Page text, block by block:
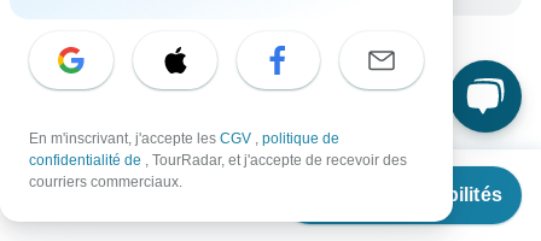
À partir de
Voir les disponibilités
Web ou de l'application TourRadar.
Vous ne trouvez pas la réponse à
votre question ?
Contactez les experts de STM Tours LLC pour leur faire
part de votre demande. Ils répondent généralement en
En m'inscrivant, j'accepte les CGV , politique de
confidentialité de , TourRadar, et j'accepte de recevoir des
courriers commerciaux.